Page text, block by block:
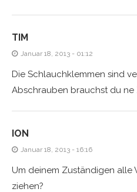
TIM
Januar 18, 2013 - 01:12
Die Schlauchklemmen sind
Abschrauben brauchst du ne
ION
Januar 18, 2013 - 16:16
Um deinem Zuständigen alle
ziehen?